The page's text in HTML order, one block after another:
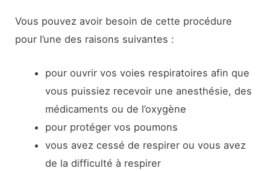
Vous pouvez avoir besoin de cette procédure
pour l’une des raisons suivantes :
pour ouvrir vos voies respiratoires afin que
vous puissiez recevoir une anesthésie, des
médicaments ou de l’oxygène
pour protéger vos poumons
vous avez cessé de respirer ou vous avez
de la difficulté à respirer